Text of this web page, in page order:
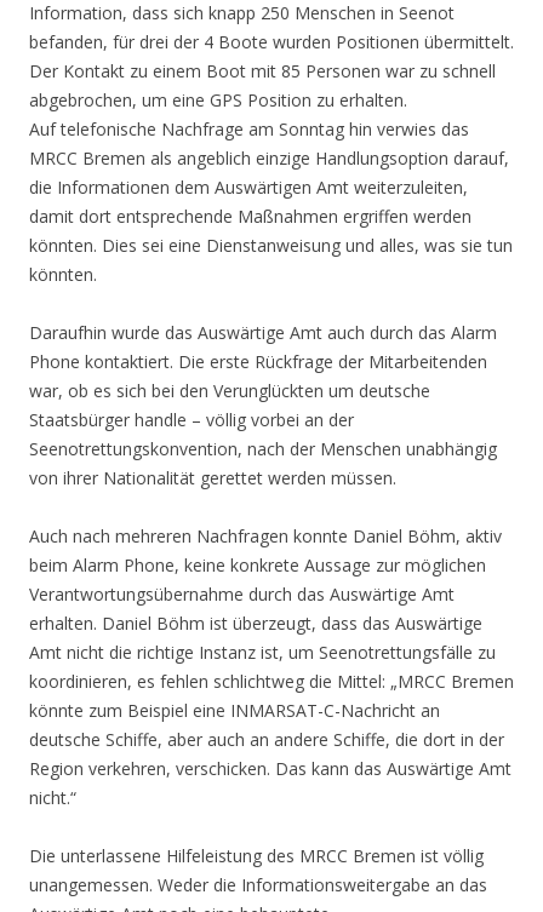
Information, dass sich knapp 250 Menschen in Seenot
befanden, für drei der 4 Boote wurden Positionen übermittelt.
Der Kontakt zu einem Boot mit 85 Personen war zu schnell
abgebrochen, um eine GPS Position zu erhalten.
Auf telefonische Nachfrage am Sonntag hin verwies das
MRCC Bremen als angeblich einzige Handlungsoption darauf,
die Informationen dem Auswärtigen Amt weiterzuleiten,
damit dort entsprechende Maßnahmen ergriffen werden
könnten. Dies sei eine Dienstanweisung und alles, was sie tun
könnten.
Daraufhin wurde das Auswärtige Amt auch durch das Alarm
Phone kontaktiert. Die erste Rückfrage der Mitarbeitenden
war, ob es sich bei den Verunglückten um deutsche
Staatsbürger handle – völlig vorbei an der
Seenotrettungskonvention, nach der Menschen unabhängig
von ihrer Nationalität gerettet werden müssen.
Auch nach mehreren Nachfragen konnte Daniel Böhm, aktiv
beim Alarm Phone, keine konkrete Aussage zur möglichen
Verantwortungsübernahme durch das Auswärtige Amt
erhalten. Daniel Böhm ist überzeugt, dass das Auswärtige
Amt nicht die richtige Instanz ist, um Seenotrettungsfälle zu
koordinieren, es fehlen schlichtweg die Mittel: „MRCC Bremen
könnte zum Beispiel eine INMARSAT-C-Nachricht an
deutsche Schiffe, aber auch an andere Schiffe, die dort in der
Region verkehren, verschicken. Das kann das Auswärtige Amt
nicht.“
Die unterlassene Hilfeleistung des MRCC Bremen ist völlig
unangemessen. Weder die Informationsweitergabe an das